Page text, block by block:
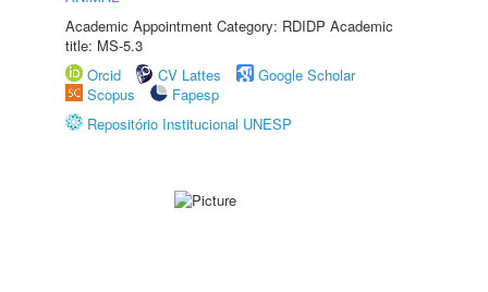
Academic Appointment Category: RDIDP Academic
title: MS-5.3
Orcid
CV Lattes
Google Scholar
Scopus
Fapesp
Repositório Institucional UNESP